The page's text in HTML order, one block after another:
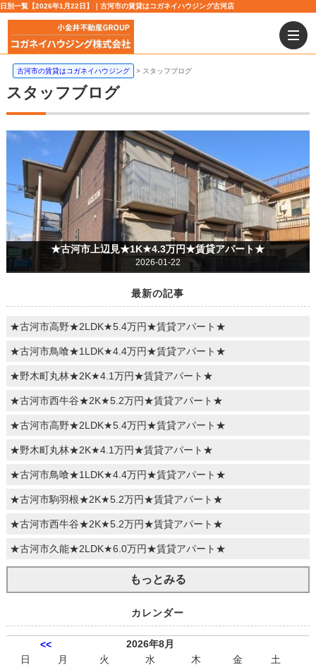
日別一覧【2026年1月22日】｜古河市の賃貸はコガネイハウジング古河店
古河市の賃貸はコガネイハウジング スタッフブログ
スタッフブログ
★古河市上辺見★1K★4.3万円★賃貸アパート★
2026-01-22
最新の記事
★古河市高野★2LDK★5.4万円★賃貸アパート★
★古河市鳥喰★1LDK★4.4万円★賃貸アパート★
★野木町丸林★2K★4.1万円★賃貸アパート★
★古河市西牛谷★2K★5.2万円★賃貸アパート★
★古河市高野★2LDK★5.4万円★賃貸アパート★
★野木町丸林★2K★4.1万円★賃貸アパート★
★古河市鳥喰★1LDK★4.4万円★賃貸アパート★
★古河市駒羽根★2K★5.2万円★賃貸アパート★
★古河市西牛谷★2K★5.2万円★賃貸アパート★
★古河市久能★2LDK★6.0万円★賃貸アパート★
もっとみる
カレンダー
<<
2026年8月
日
月 火 水 木 金
土